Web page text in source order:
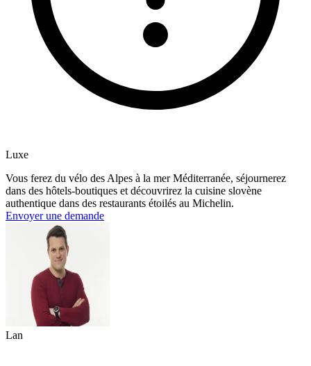
Luxe
Vous ferez du vélo des Alpes à la mer Méditerranée, séjournerez
dans des hôtels-boutiques et découvrirez la cuisine slovène
authentique dans des restaurants étoilés au Michelin.
Envoyer une demande
Lan